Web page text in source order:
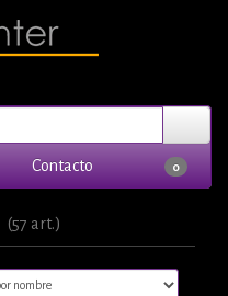
Contacto 0
(57 art.)